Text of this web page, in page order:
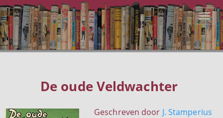
De oude Veldwachter
Geschreven door J. Stamperius